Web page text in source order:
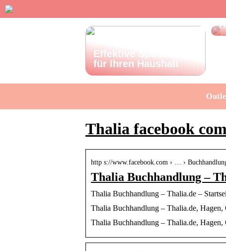
Effektive Spülmittel
für Ihren Haushalt
Thalia facebook
http s://www.facebook.com › … ›
Thalia Buchhandlung –
Thalia Buchhandlung – Thalia.de –
Thalia Buchhandlung – Thalia.de,
Thalia Buchhandlung – Thalia.de,